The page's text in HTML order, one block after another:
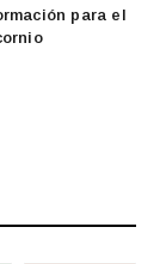
para el